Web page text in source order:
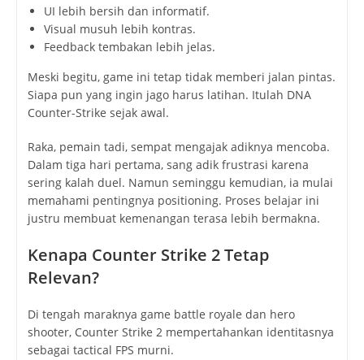
UI lebih bersih dan informatif.
Visual musuh lebih kontras.
Feedback tembakan lebih jelas.
Meski begitu, game ini tetap tidak memberi jalan pintas.
Siapa pun yang ingin jago harus latihan. Itulah DNA
Counter-Strike sejak awal.
Raka, pemain tadi, sempat mengajak adiknya mencoba.
Dalam tiga hari pertama, sang adik frustrasi karena
sering kalah duel. Namun seminggu kemudian, ia mulai
memahami pentingnya positioning. Proses belajar ini
justru membuat kemenangan terasa lebih bermakna.
Kenapa Counter Strike 2 Tetap
Relevan?
Di tengah maraknya game battle royale dan hero
shooter, Counter Strike 2 mempertahankan identitasnya
sebagai tactical FPS murni.